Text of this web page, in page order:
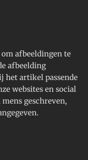
afbeeldingen te
afbeelding
het artikel passende
websites en social
geschreven,